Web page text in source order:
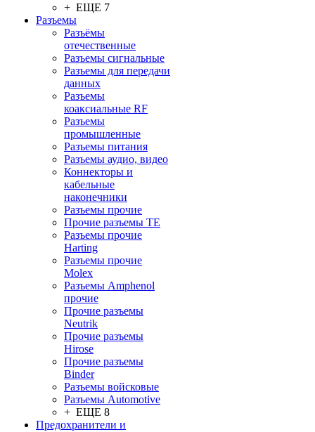
+ ЕЩЕ 7
Разъeмы
Разъёмы
отечественные
Разъeмы сигнальные
Разъeмы для передачи
данных
Разъeмы
коаксиальные RF
Разъeмы
промышленные
Разъeмы питания
Разъeмы аудио, видео
Коннекторы и
кабельные
наконечники
Разъeмы прочие
Прочие разъемы TE
Разъемы прочие
Harting
Разъемы прочие
Molex
Разъемы Amphenol
прочие
Прочие разъемы
Neutrik
Прочие разъемы
Hirose
Прочие разъемы
Binder
Разъемы войсковые
Разъeмы Automotive
+ ЕЩЕ 8
Предохранители и